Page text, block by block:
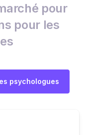
pour
pour les
psychologues